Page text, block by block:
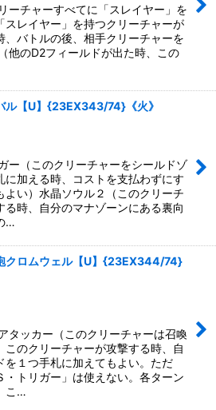
チャーすべてに「スレイヤー」を
スレイヤー」を持つクリーチャーが
、バトルの後、相手クリーチャーを
他のD2フィールドが出た時、この
ル【U】{23EX343/74}《火》
（このクリーチャーをシールドゾ
に加える時、コストを支払わずにす
よい）水晶ソウル２（このクリーチ
る時、自分のマナゾーンにある裏向
…
クロムウェル【U】{23EX344/74}
ッカー（このクリーチャーは召喚
このクリーチャーが攻撃する時、自
を１つ手札に加えてもよい。ただ
・トリガー」は使えない。各ターン
こ…